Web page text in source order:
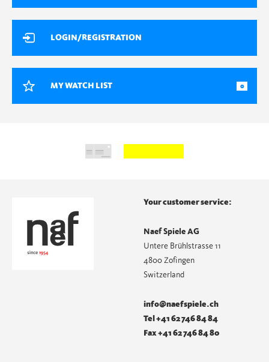
LOGIN/REGISTRATION
MY WATCH LIST 0
Your customer service:
Naef Spiele AG
Untere Brühlstrasse 11
4800 Zofingen
Switzerland
info@naefspiele.ch
Tel +41 62 746 84 84
Fax +41 62 746 84 80